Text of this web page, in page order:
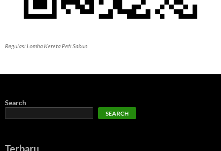
Regulasi Lomba Kereta Peti Sabun
Search
SEARCH
Terbaru